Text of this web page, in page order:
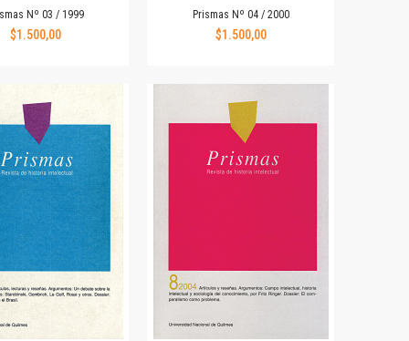
Nº 03 / 1999
$1.500,00
Prismas Nº 04 / 2000
$1.500,00